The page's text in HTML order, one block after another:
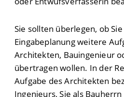
Sie sollten überlegen, ob
Eingabeplanung weitere
Architekten, Bauingenieur
übertragen wollen. In der
Aufgabe des Architekten
Ingenieurs, Sie als